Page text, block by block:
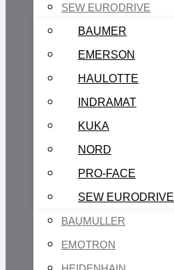
SEW EURODRIVE
BAUMER
EMERSON
HAULOTTE
INDRAMAT
KUKA
NORD
PRO-FACE
SEW EURODRIVE
BAUMULLER
EMOTRON